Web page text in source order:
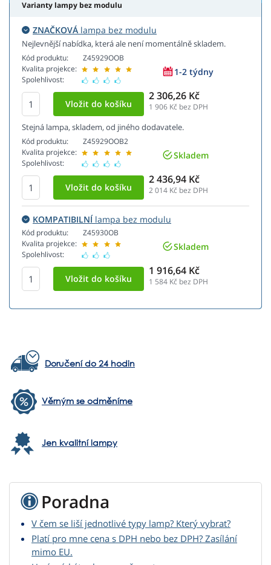
Varianty lampy bez modulu
ZNAČKOVÁ lampa bez modulu
Nejlevnější nabídka, která ale není momentálně skladem.
Kód produktu:
Kvalita projekce:
Spolehlivost:
Z45929OOB
1-2 týdny
2 306,26 Kč
1 906 Kč bez DPH
Stejná lampa, skladem, od jiného dodavatele.
Kód produktu:
Kvalita projekce:
Spolehlivost:
Z45929OOB2
Skladem
2 436,94 Kč
2 014 Kč bez DPH
KOMPATIBILNÍlampa bez modulu
Kód produktu:
Kvalita projekce:
Spolehlivost:
Z45930OB
Skladem
1 916,64 Kč
1 584 Kč bez DPH
Doručení do 24 hodin
Věrným se odměníme
Jen kvalitní lampy
Poradna
V čem se liší jednotlivé typy lamp? Který vybrat?
Platí pro mne cena s DPH nebo bez DPH? Zasílání
mimo EU.